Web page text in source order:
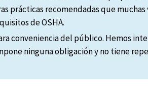
recomendadas que muchas
de OSHA.
conveniencia del público. Hemos
ninguna obligación y no tiene